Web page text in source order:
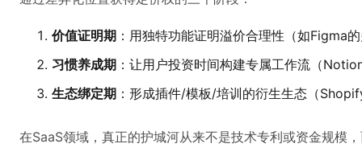
价值证明期 ：用独特功能证明溢价合理性（如Figma
习惯养成期 ：让用户投资时间构建专属工作流（
生态绑定期 ：形成插件/模板/培训的衍生生态（
在SaaS领域，真正的护城河从来不是技术专利或资金规模